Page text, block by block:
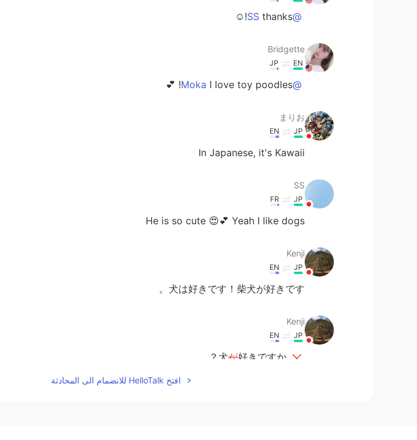
@SS
thanks!☺️
Bridgette
EN
JP
@Moka
I love toy poodles! 💕
まりお
JP
EN
In Japanese, it's Kawaii
SS
JP
FR
He is so cute 😍💕 Yeah I like dogs
Kenji
JP
EN
犬は好きです！柴犬が好きです。
Kenji
JP
EN
犬が好きですか？
افتح HelloTalk للانضمام الى المحادثة